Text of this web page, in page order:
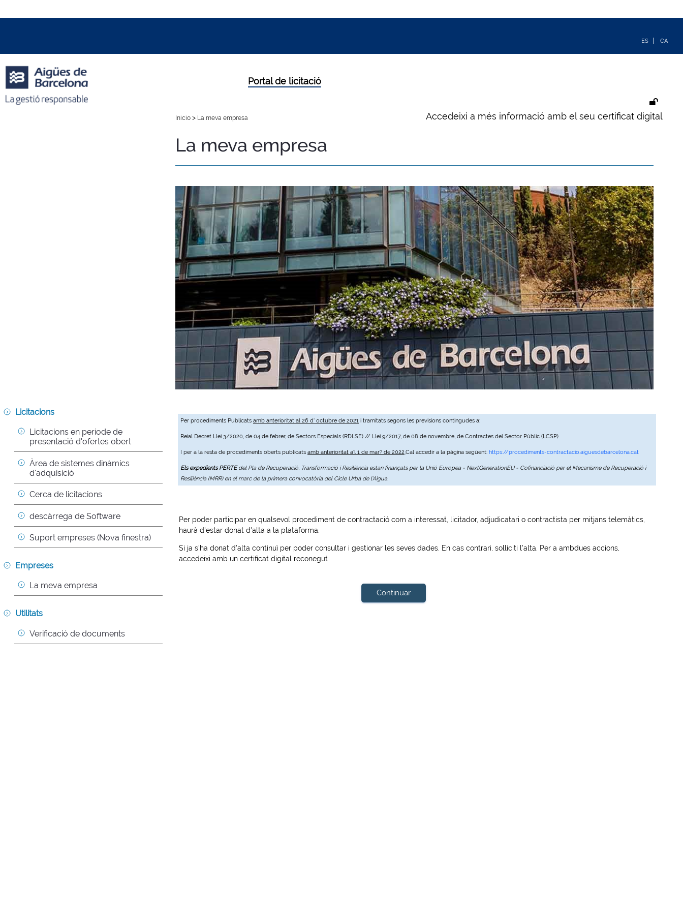
Per procediments Publicats amb anterioritat al 26 d' octubre de 2021 i tramitats segons les previsions contingudes a:
Reial Decret Llei 3/2020, de 04 de febrer, de Sectors Especials (RDLSE) // Llei 9/2017, de 08 de novembre, de Contractes del Sector Públic (LCSP)
I per a la resta de procediments oberts publicats amb anterioritat a'l 1 de mar? de 2022,Cal accedir a la pàgina següent: https://procediments-contractacio.aiguesdebarcelona.cat
Els expedients PERTEdel Pla de Recuperació, Transformació i Resiliència estan finançats per la Unió Europea - NextGenerationEU - Cofinanciació per el Mecanisme de Recuperació i
Resiliència (MRR) en el marc de la primera convocatòria del Cicle Urbà de l'Aigua.
Portal de licitació
Accedeixi a més informació amb el seu certificat digital
Licitacions
Licitacions en període de
presentació d'ofertes obert
Àrea de sistemes dinàmics
d'adquisició
Cerca de licitacions
descàrrega de Software
Suport empreses (Nova finestra)
Empreses
La meva empresa
Utilitats
Verificació de documents
Inicio > La meva empresa
La meva empresa
Per poder participar en qualsevol procediment de contractació com a interessat, licitador, adjudicatari o contractista per mitjans telemàtics,
haurà d'estar donat d'alta a la plataforma.
Si ja s'ha donat d'alta continuï per poder consultar i gestionar les seves dades. En cas contrari, solliciti l'alta. Per a ambdues accions,
accedeixi amb un certificat digital reconegut
Continuar